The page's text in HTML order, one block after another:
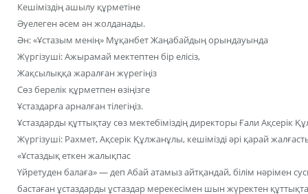
Кешіміздің ашылу құрметіне
Әуелеген әсем ән жолданады.
Ән: «Ұстазым менің» Мұқанбет Жаңабайдың орындауында
Жүргізуші: Ажырамай мектептен бір елісіз,
Жақсылыққа жаралған жүрегіңіз
Сөз берелік құрметпен өзіңізге
Ұстаздарға арналған тілегіңіз.
Ұстаздарды құттықтау сөз мектебіміздің директоры Ғали Ақсерік
Жүргізуші: Рахмет, Ақсерік Құлжанұлы, кешімізді әрі қарай
«Ұстаздық еткен жалықпас
Үйретуден балаға» — деп Абай атамыз айтқандай, білім нәрімен
бастаған ұстаздарды ұстаздар мерекесімен шын жүректен